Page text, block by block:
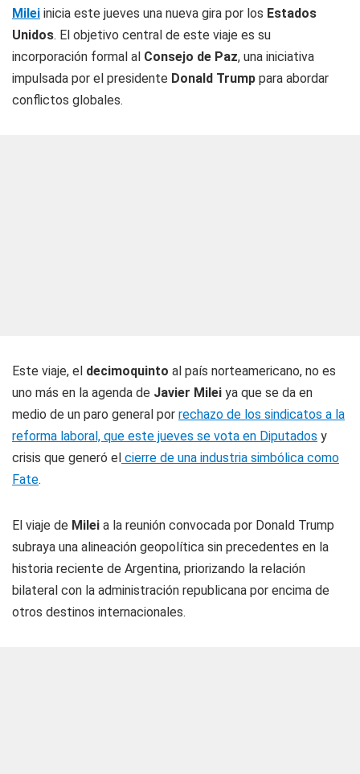
Milei inicia este jueves una nueva gira por los Estados
Unidos. El objetivo central de este viaje es su
incorporación formal al Consejo de Paz, una iniciativa
impulsada por el presidente Donald Trump para abordar
conflictos globales.
Este viaje, el decimoquinto al país norteamericano, no es
uno más en la agenda de Javier Milei ya que se da en
medio de un paro general por rechazo de los sindicatos a la
reforma laboral, que este jueves se vota en Diputados y
crisis que generó el cierre de una industria simbólica como
Fate.
El viaje de Milei a la reunión convocada por Donald Trump
subraya una alineación geopolítica sin precedentes en la
historia reciente de Argentina, priorizando la relación
bilateral con la administración republicana por encima de
otros destinos internacionales.